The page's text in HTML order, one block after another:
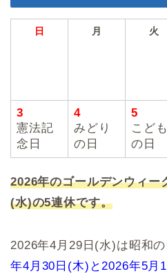
日 月 火
3
憲法記
念日
4
みどり
の日
5
こども
の日
2026年のゴールデンウィー
(水)の5連休です。
2026年4月29日(水)は昭和の
年4月30日(木)と2026年5月